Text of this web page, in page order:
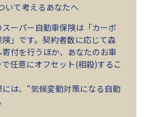
いて考えるあなたへ
ーパー自動車保険は「カーボ
」です。契約者数に応じて森
付を行うほか、あなたのお車
任意にオフセット(相殺)するこ
は、“気候変動対策になる自動